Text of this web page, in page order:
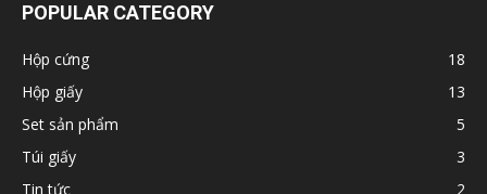
POPULAR CATEGORY
Hộp cứng
18
Hộp giấy
13
Set sản phẩm
5
Túi giấy
3
Tin tức
2